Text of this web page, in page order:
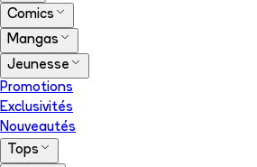
Comics
Mangas
Jeunesse
Promotions
Exclusivités
Nouveautés
Tops